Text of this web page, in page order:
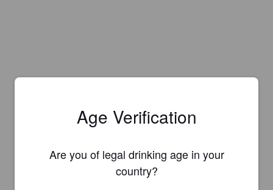
Age Verification
Are you of legal drinking age in your
country?